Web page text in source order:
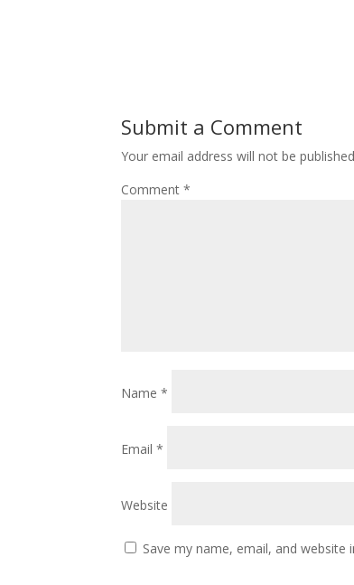
Submit a Comment
Your email address will not be
Comment*
Name*
Email*
Website
Save my name, email, and